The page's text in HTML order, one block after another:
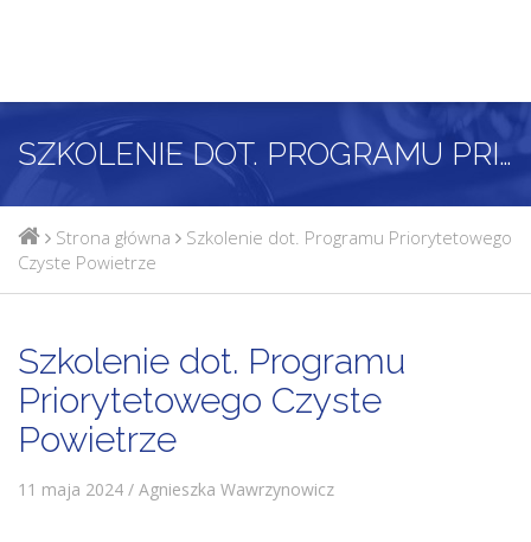
SZKOLENIE DOT. PROGRAMU PRIORYTETOWEGO CZYSTE POWIETRZE
Strona główna
Szkolenie dot. Programu Priorytetowego
Czyste Powietrze
Szkolenie dot. Programu
Priorytetowego Czyste
Powietrze
11 maja 2024 / Agnieszka Wawrzynowicz